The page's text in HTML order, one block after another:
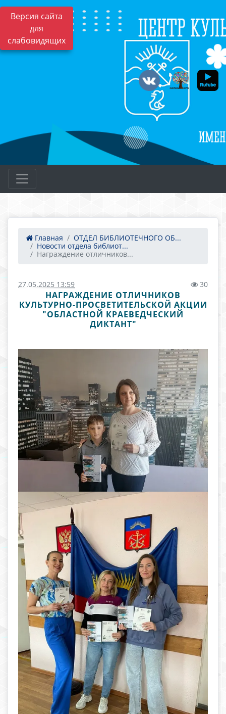
Версия сайта
для
слабовидящих
Главная
ОТДЕЛ БИБЛИОТЕЧНОГО ОБ...
Новости отдела библиот...
Награждение отличников...
27.05.2025 13:59 30
НАГРАЖДЕНИЕ ОТЛИЧНИКОВ
КУЛЬТУРНО-ПРОСВЕТИТЕЛЬСКОЙ АКЦИИ
"ОБЛАСТНОЙ КРАЕВЕДЧЕСКИЙ
ДИКТАНТ"